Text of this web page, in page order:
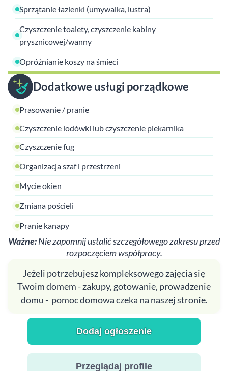
Sprzątanie łazienki (umywalka, lustra)
Czyszczenie toalety, czyszczenie kabiny
prysznicowej/wanny
Opróżnianie koszy na śmieci
Dodatkowe usługi porządkowe
Prasowanie / pranie
Czyszczenie lodówki lub czyszczenie piekarnika
Czyszczenie fug
Organizacja szaf i przestrzeni
Mycie okien
Zmiana pościeli
Pranie kanapy
Ważne:Nie zapomnij ustalić szczegółowego zakresu przed
rozpoczęciem współpracy.
Jeżeli potrzebujesz kompleksowego zajęcia się
Twoim domem - zakupy, gotowanie, prowadzenie
domu - pomoc domowa czeka na naszej stronie.
Dodaj ogłoszenie
Przeglądaj profile